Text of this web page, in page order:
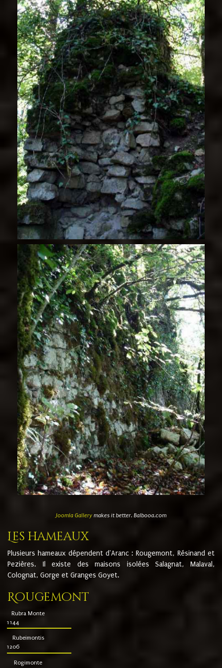
Joomla Gallerymakes it better. Balbooa.com
Les hameaux
Plusieurs hameaux dépendent d'Aranc : Rougemont, Résinand et
Pezières. Il existe des maisons isolées Salagnat, Malaval,
Colognat, Gorge et Granges Goyet.
Rougemont
Rubra Monte
1144
Rubeimontis
1206
Rogimonte